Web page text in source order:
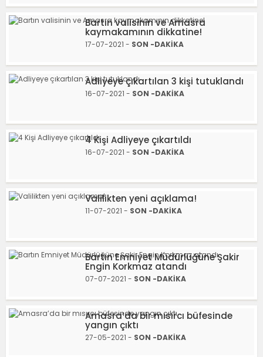
Bartın valisinin ve Amasra
kaymakamının dikkatine!
17-07-2021 - SON -DAKİKA
Adliyeye çıkartılan 3 kişi tutuklandı
16-07-2021 - SON -DAKİKA
4 Kişi Adliyeye çıkartıldı
16-07-2021 - SON -DAKİKA
Valilikten yeni açıklama!
11-07-2021 - SON -DAKİKA
Bartın Emniyet Müdürlüğüne Şakir
Engin Korkmaz atandı
07-07-2021 - SON -DAKİKA
Amasra’da bir mısırcı büfesinde
yangın çıktı
27-05-2021 - SON -DAKİKA